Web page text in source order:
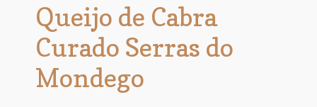
Queijo de Cabra
Curado Serras do
Mondego